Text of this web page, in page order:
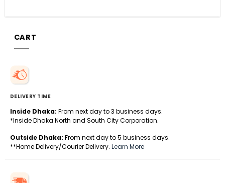
CART
DELIVERY TIME
Inside Dhaka: From next day to 3 business days.
*Inside Dhaka North and South City Corporation.
Outside Dhaka: From next day to 5 business days.
**Home Delivery/Courier Delivery. Learn More